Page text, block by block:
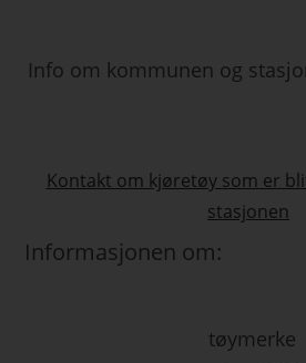
Info om kommunen og
Kontakt om kjøretøy som er
stasjonen
Informasjonen om:
tøymerke